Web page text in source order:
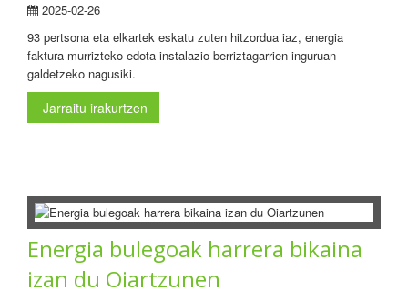
2025-02-26
93 pertsona eta elkartek eskatu zuten hitzordua iaz, energia
faktura murrizteko edota instalazio berriztagarrien inguruan
galdetzeko nagusiki.
Jarraitu irakurtzen
Energia bulegoak harrera bikaina
izan du Oiartzunen